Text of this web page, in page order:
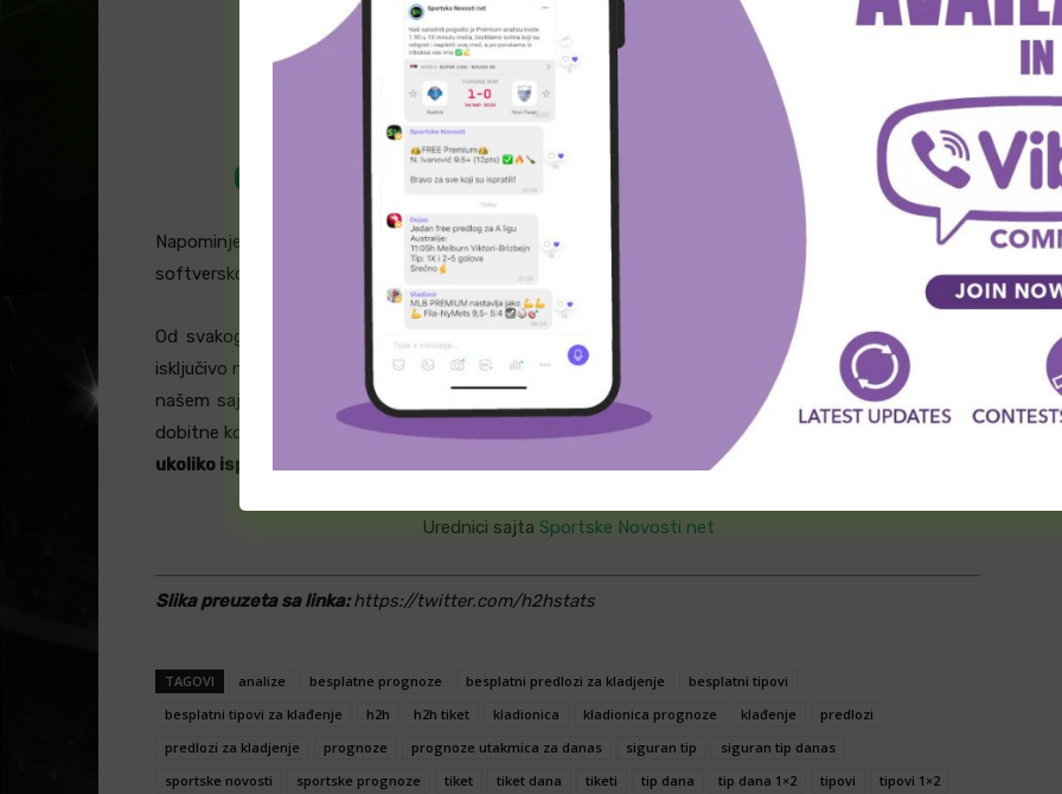
H2h tiket – 14.11.2024. – Printscreen/h2hstats.net
ODLIČNE KVOTE U KLADIONICI MAXBET!
Napominjemo da su u pitanju statistički podaci i ne predstavljaju ni mišljenje urednika, već
softversko rešenje za tipovanje na osnovu tradicije.
Od svakog potencijalnog promašaja se unapred „ograđujemo“, ponavljamo da se tiketi zasnivaju
isključivo na statistici, te Vas pozivamo da neke od parova prepišete ukoliko to želite, a ukoliko ne, na
našem sajtu možete pronaći mnoštvo drugih analiza koje vam mogu pomoći pri sastavljanju Vaše
dobitne kombinacije.
Parovi nisu sto posto sigurni, igrate ih na sopstvenu odgovornost. Srećno
ukoliko ispratite!
Urednici sajta Sportske Novosti net
Slika preuzeta sa linka:https://twitter.com/h2hstats
TAGOVI analize besplatne prognoze besplatni predlozi za kladjenje
besplatni tipovi
besplatni tipovi za klađenje
h2h h2h tiket kladionica kladionica prognoze klađenje
predlozi
predlozi za kladjenje
prognoze prognoze utakmica za danas siguran tip
siguran tip danas
sportske novosti
sportske prognoze tiket tiket dana tiketi tip dana tip dana 1×2 tipovi
tipovi 1×2